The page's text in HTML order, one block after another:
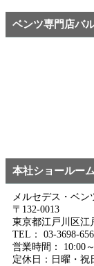
ベンツ専門店バ
本社ショールー
メルセデス・ベン
〒132-0013
東京都江戸川区
TEL： 03-3698-
営業時間： 10:00
定休日：日曜・祝